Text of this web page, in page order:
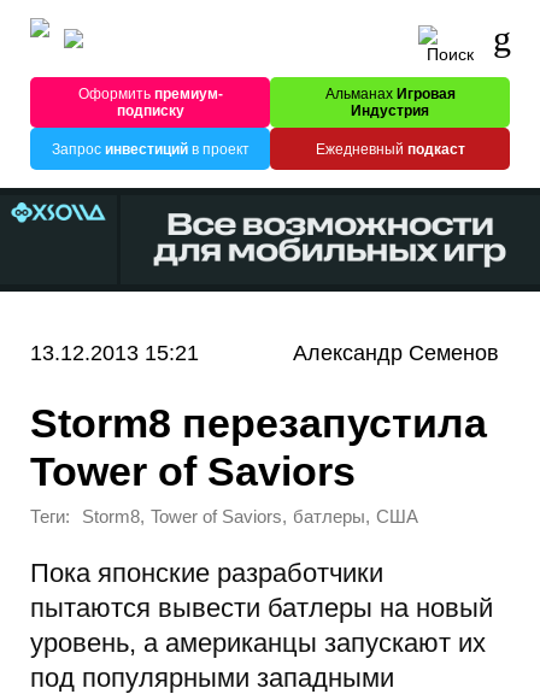
Оформитьпремиум-
подписку
Альманах Игровая
Индустрия
Запрос инвестицийв проект Ежедневный подкаст
13.12.2013 15:21 Александр Семенов
Storm8 перезапустила
Tower of Saviors
Теги: Storm8, Tower of Saviors, батлеры, США
Пока японские разработчики
пытаются вывести батлеры на новый
уровень, а американцы запускают их
под популярными западными